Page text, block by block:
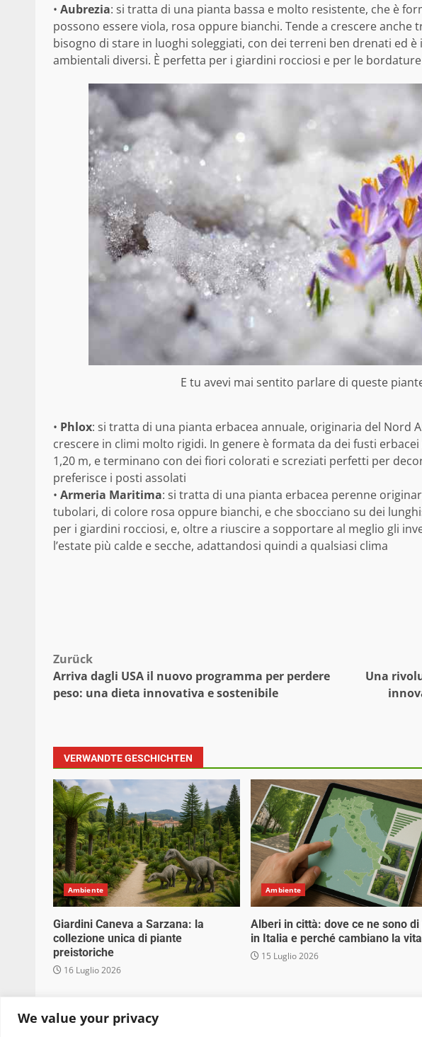
We value your privacy
• Aubrezia: si tratta di una pianta bassa e molto resistente, che è
possono essere viola, rosa oppure bianchi. Tende a crescere anche
bisogno di stare in luoghi soleggiati, con dei terreni ben drenati ed
ambientali diversi. È perfetta per i giardini rocciosi e per le bordature
E tu avevi mai sentito parlare di queste
• Phlox: si tratta di una pianta erbacea annuale, originaria del Nord
crescere in climi molto rigidi. In genere è formata da dei fusti
1,20 m, e terminano con dei fiori colorati e screziati perfetti per
preferisce i posti assolati
• Armeria Maritima: si tratta di una pianta erbacea perenne
tubolari, di colore rosa oppure bianchi, e che sbocciano su dei
per i giardini rocciosi, e, oltre a riuscire a sopportare al meglio gli
l’estate più calde e secche, adattandosi quindi a qualsiasi clima
Beitragsnavigation
Zurück
Arriva dagli USA il nuovo programma per perdere
peso: una dieta innovativa e sostenibile
Una
VERWANDTE GESCHICHTEN
Ambiente
Giardini Caneva a Sarzana: la
collezione unica di piante
preistoriche
16 Luglio 2026
Ambiente
Alberi in città: dove ce ne sono di
in Italia e perché cambiano la vita
15 Luglio 2026
Copyright © 2025 Biopianeta.it proprietà di Jws Media Srl - Via
quanto viene aggiornato senza alcuna periodicità. Non può